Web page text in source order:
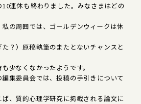
連休も終わりました。みなさまはどの
の周囲では、ゴールデンウィークは休
？）原稿執筆のまたとないチャンスと
少なくなかったようです。
編集委員会では、投稿の手引きについて
、質的心理学研究に掲載される論文に